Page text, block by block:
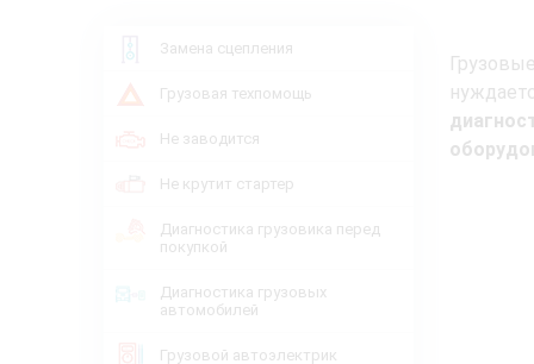
Замена сцепления
Грузовая техпомощь
Не заводится
Не крутит стартер
Диагностика грузовика перед
покупкой
Диагностика грузовых
автомобилей
Грузовой автоэлектрик